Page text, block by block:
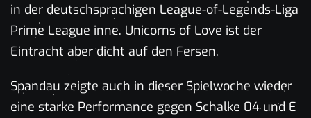
in der deutschsprachigen League-of-Legends-Liga
Prime League inne. Unicorns of Love ist der
Eintracht aber dicht auf den Fersen.
Spandau zeigte auch in dieser Spielwoche wieder
eine starke Performance gegen Schalke 04 und E